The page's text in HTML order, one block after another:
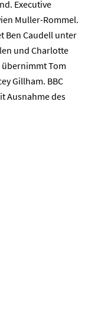
Executive
Muller-Rommel.
Ben Caudell unter
und Charlotte
übernimmt Tom
Gillham. BBC
Ausnahme des